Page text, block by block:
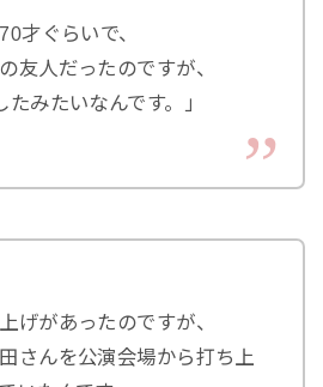
才ぐらいで、
友人だったのですが、
みたいなんです。」
げがあったのですが、
さんを公演会場から打ち上